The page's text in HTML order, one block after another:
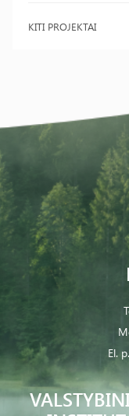
KITI PROJEKTAI
El. p.